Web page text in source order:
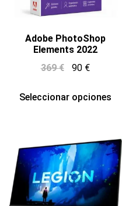
Adobe PhotoShop
Elements 2022
369€ 90 €
Seleccionar opciones